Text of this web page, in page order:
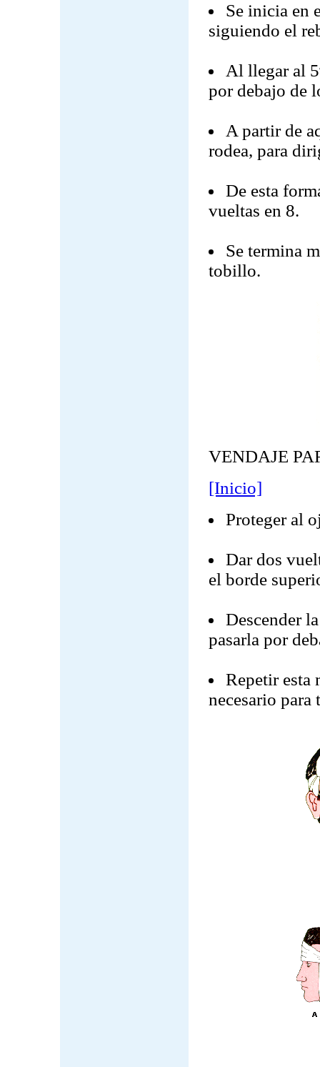
Se inicia en
siguiendo el
Al llegar al
por debajo de
A partir de
rodea, para
De esta
vueltas en 8.
Se termina
tobillo.
VENDAJE
[Inicio]
Proteger al
Dar dos
el borde
Descender
pasarla por
Repetir esta
necesario para